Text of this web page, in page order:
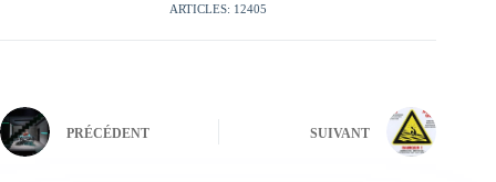
ARTICLES: 12405
PRÉCÉDENT SUIVANT